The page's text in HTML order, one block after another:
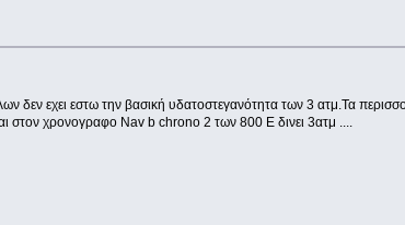
εχει εστω την βασική υδατοστεγανότητα των 3 ατμ.Τα
στον χρονογραφο Nav b chrono 2 των 800 Ε δινει 3ατμ ....